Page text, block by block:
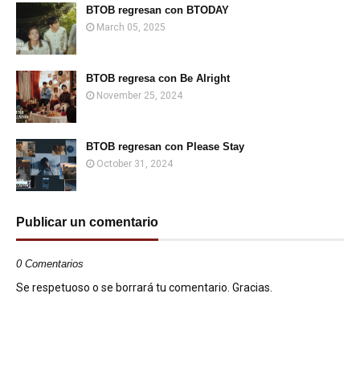
BTOB regresan con BTODAY
March 05, 2025
BTOB regresa con Be Alright
November 25, 2024
BTOB regresan con Please Stay
October 31, 2024
Publicar un comentario
0 Comentarios
Se respetuoso o se borrará tu comentario. Gracias.